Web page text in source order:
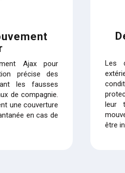
Ajax pour
précise des
les fausses
de compagnie.
une couverture
en cas de
Les
leur
être